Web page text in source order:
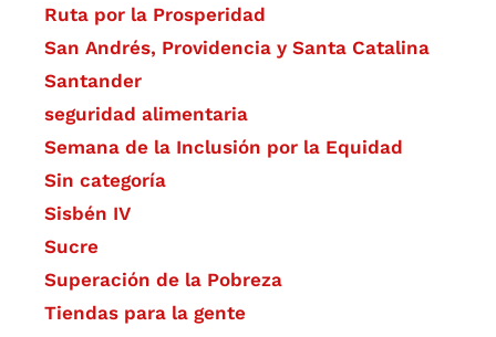
Ruta por la Prosperidad
San Andrés, Providencia y Santa Catalina
Santander
seguridad alimentaria
Semana de la Inclusión por la Equidad
Sin categoría
Sisbén IV
Sucre
Superación de la Pobreza
Tiendas para la gente